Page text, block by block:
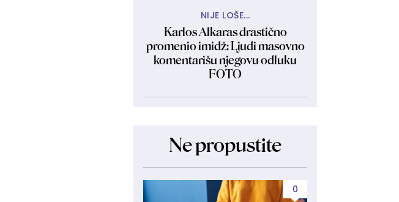
NIJE LOŠE...
Karlos Alkaras drastično
promenio imidž: Ljudi masovno
komentarišu njegovu odluku
FOTO
Ne propustite
0